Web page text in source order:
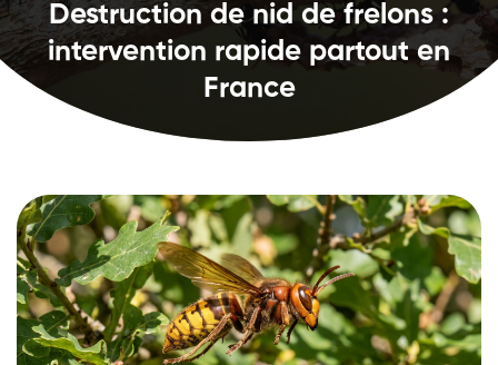
Destruction de nid de frelons :
intervention rapide partout en
France